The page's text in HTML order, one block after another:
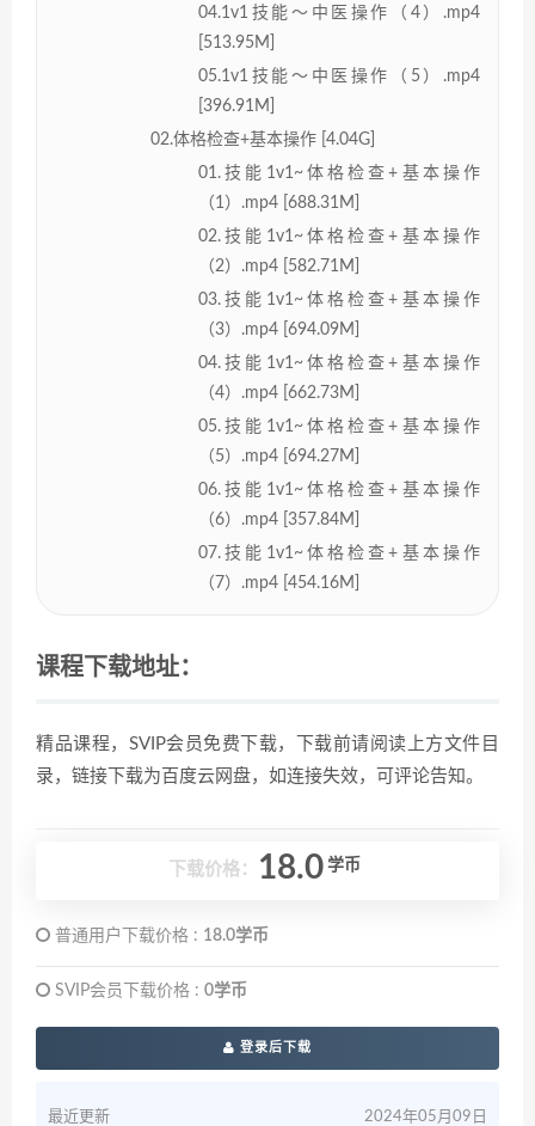
04.1v1技能～中医操作（4）.mp4
[513.95M]
05.1v1技能～中医操作（5）.mp4
[396.91M]
02.体格检查+基本操作 [4.04G]
01.技能1v1~体格检查+基本操作
（1）.mp4 [688.31M]
02.技能1v1~体格检查+基本操作
（2）.mp4 [582.71M]
03.技能1v1~体格检查+基本操作
（3）.mp4 [694.09M]
04.技能1v1~体格检查+基本操作
（4）.mp4 [662.73M]
05.技能1v1~体格检查+基本操作
（5）.mp4 [694.27M]
06.技能1v1~体格检查+基本操作
（6）.mp4 [357.84M]
07.技能1v1~体格检查+基本操作
（7）.mp4 [454.16M]
课程下载地址：
精品课程，SVIP会员免费下载，下载前请阅读上方文件目
录，链接下载为百度云网盘，如连接失效，可评论告知。
下载价格： 18.0 学币
普通用户下载价格 : 18.0学币
SVIP会员下载价格 : 0学币
登录后下载
最近更新 2024年05月09日